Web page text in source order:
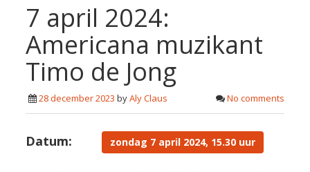
7 april 2024:
Americana muzikant
Timo de Jong
28 december 2023 byAly Claus No comments
Datum: zondag 7 april 2024, 15.30 uur